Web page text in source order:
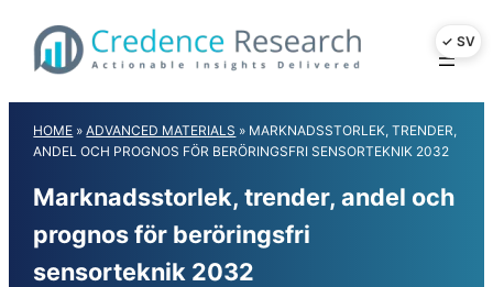
content
HOME »ADVANCED MATERIALS » MARKNADSSTORLEK, TRENDER,
ANDEL OCH PROGNOS FÖR BERÖRINGSFRI SENSORTEKNIK 2032
Marknadsstorlek, trender, andel och
prognos för beröringsfri
sensorteknik 2032